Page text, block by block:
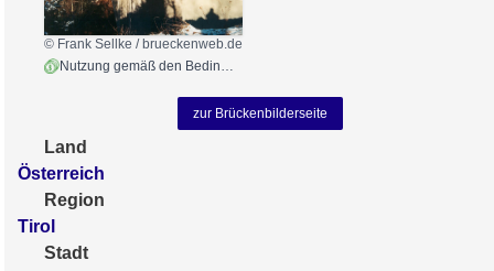
© Frank Sellke / brueckenweb.de
zur Brückenbilderseite
Land
Österreich
Region
Tirol
Stadt